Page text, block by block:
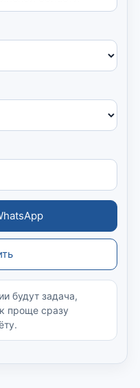
будут задача,
проще сразу